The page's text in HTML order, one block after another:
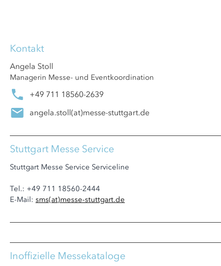
Kontakt
Angela Stoll
Managerin Messe- und Eventkoordination
+49 711 18560-2639
angela.stoll(at)messe-stuttgart.de
Stuttgart Messe Service
Stuttgart Messe Service Serviceline
Tel.: +49 711 18560-2444
E-Mail: sms(at)messe-stuttgart.de
Inoffizielle Messekataloge